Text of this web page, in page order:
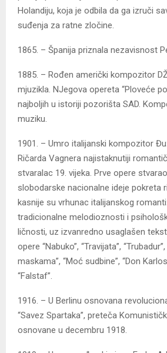
Holandiju, koja je odbila da ga izruči
suđenja za ratne zločine.
1865. – Španija priznala nezavisnost
1885. – Rođen američki kompozitor
mjuzikla. NJegova opereta “Ploveće
najboljih u istoriji pozorišta SAD.
muziku.
1901. – Umro italijanski kompozitor
Ričarda Vagnera najistaknutiji
stvaralac 19. vijeka. Prve opere
slobodarske nacionalne ideje pokreta
kasnije su vrhunac italijanskog
tradicionalne melodioznosti i
ličnosti, uz izvanredno usaglašen
opere “Nabuko”, “Travijata”,
maskama”, “Moć sudbine”, “Don
“Falstaf”.
1916. – U Berlinu osnovana
“Savez Spartaka”, preteča
osnovane u decembru 1918.